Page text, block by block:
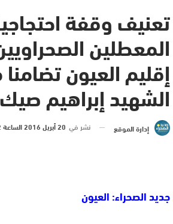
تعنيف وقفة
المعطلين
إقليم العيون
الشهيد إبراهيم صيك
إدارة الموقع نشر في 20 أبريل 2016 الساعة 12 و 44 دقيقة
جديد الصحراء: العيون